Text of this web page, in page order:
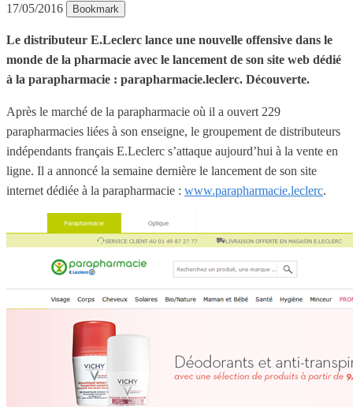
17/05/2016 Bookmark
Le distributeur E.Leclerc lance une nouvelle offensive dans le
monde de la pharmacie avec le lancement de son site web dédié
à la parapharmacie : parapharmacie.leclerc. Découverte.
Après le marché de la parapharmacie où il a ouvert 229
parapharmacies liées à son enseigne, le groupement de distributeurs
indépendants français E.Leclerc s’attaque aujourd’hui à la vente en
ligne. Il a annoncé la semaine dernière le lancement de son site
internet dédiée à la parapharmacie : www.parapharmacie.leclerc.